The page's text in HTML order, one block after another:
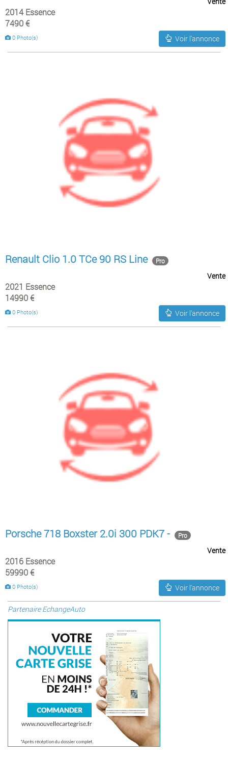
2014 Essence
7490 €
Voir l'annonce
0 Photo(s)
Renault Clio 1.0 TCe 90 RS Line Pro
Vente
2021 Essence
14990 €
Voir l'annonce
0 Photo(s)
Porsche 718 Boxster 2.0i 300 PDK7 - Pro
Vente
2016 Essence
59990 €
Voir l'annonce
0 Photo(s)
Partenaire EchangeAuto